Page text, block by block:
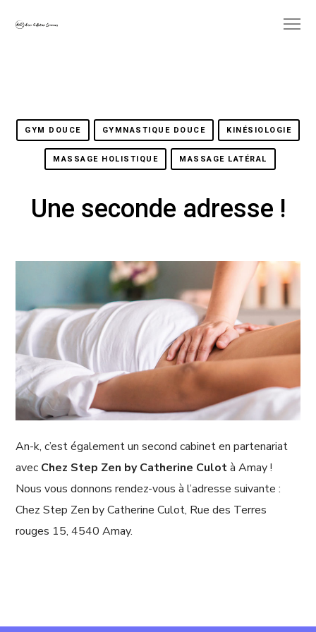
GYM DOUCE GYMNASTIQUE DOUCE KINÉSIOLOGIE
MASSAGE HOLISTIQUE MASSAGE LATÉRAL
Une seconde adresse !
An-k, c’est également un second cabinet en partenariat
avec Chez Step Zen by Catherine Culotà Amay !
Nous vous donnons rendez-vous à l’adresse suivante :
Chez Step Zen by Catherine Culot, Rue des Terres
rouges 15, 4540 Amay.